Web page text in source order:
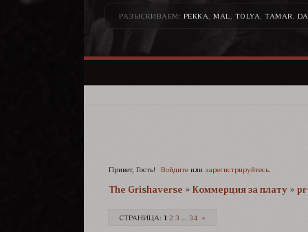
РАЗЫСКИВАЕМ: PEKKA MAL TOLYA TAMAR
Привет, Гость! Войдите или зарегистрируйтесь
The Grishaverse­­­ » Коммерция за плату »
СТРАНИЦА: 1 2 3 34 »